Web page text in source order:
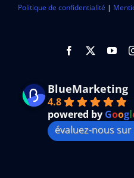
Politique de confidentialité |
BlueMarketing
4.8
powered by Googl
évaluez-nous sur